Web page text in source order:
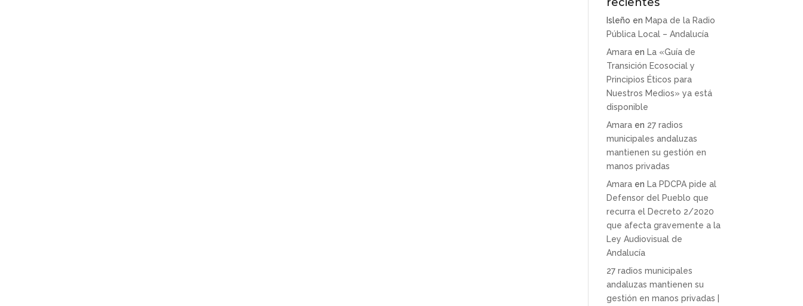
Isleño en Mapa de la Radio
Pública Local – Andalucía
Amara en La «Guía de
Transición Ecosocial y
Principios Éticos para
Nuestros Medios» ya está
disponible
Amara en 27 radios
municipales andaluzas
mantienen su gestión en
manos privadas
Amara en La PDCPA pide al
Defensor del Pueblo que
recurra el Decreto 2/2020
que afecta gravemente a la
Ley Audiovisual de
Andalucía
27 radios municipales
andaluzas mantienen su
gestión en manos privadas |